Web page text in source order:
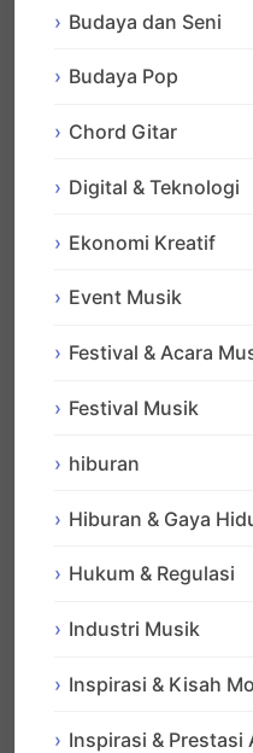
Budaya dan Seni
Budaya Pop
Chord Gitar
Digital & Teknologi
Ekonomi Kreatif
Event Musik
Festival & Acara
Festival Musik
hiburan
Hiburan & Gaya
Hukum & Regulasi
Industri Musik
Inspirasi & Kisah
Inspirasi & Prestasi